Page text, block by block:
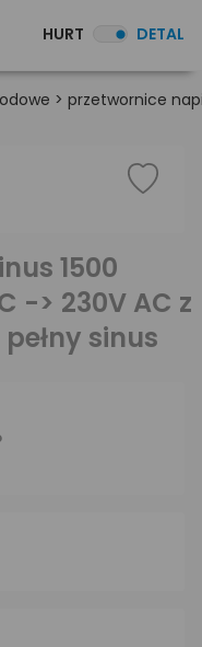
HURT DETAL
> przetwornice
1500
-> 230V AC z
sinus